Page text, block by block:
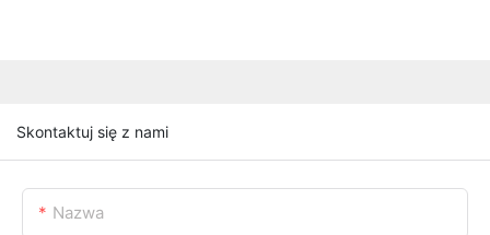
Skontaktuj się z nami
Nazwa